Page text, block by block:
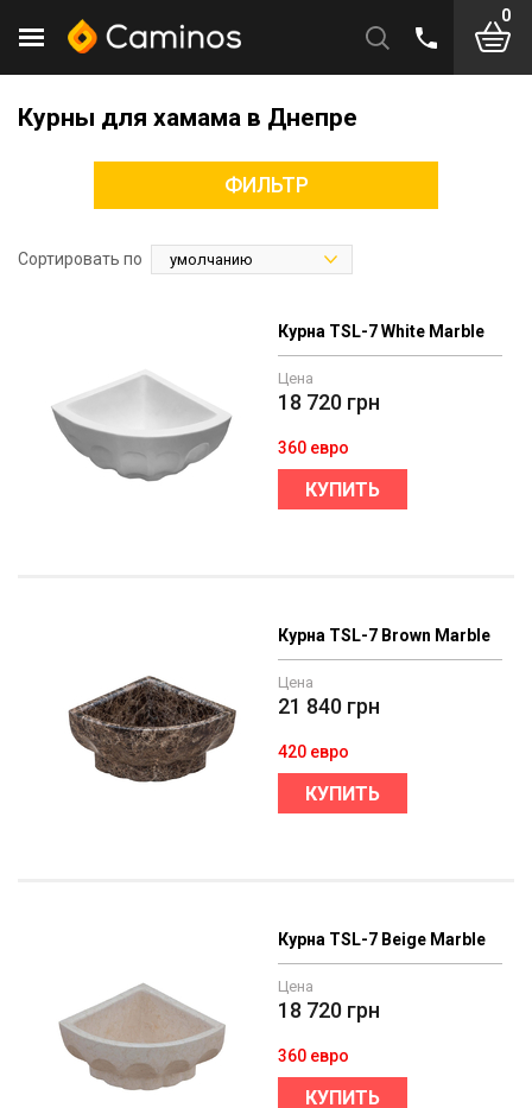
0
Курны для хамама в Днепре
ФИЛЬТР
Сортировать по
Курна TSL-7 White Marble
Цена
18 720 грн
360 евро
КУПИТЬ
Курна TSL-7 Brown Marble
Цена
21 840 грн
420 евро
КУПИТЬ
Курна TSL-7 Beige Marble
Цена
18 720 грн
360 евро
КУПИТЬ